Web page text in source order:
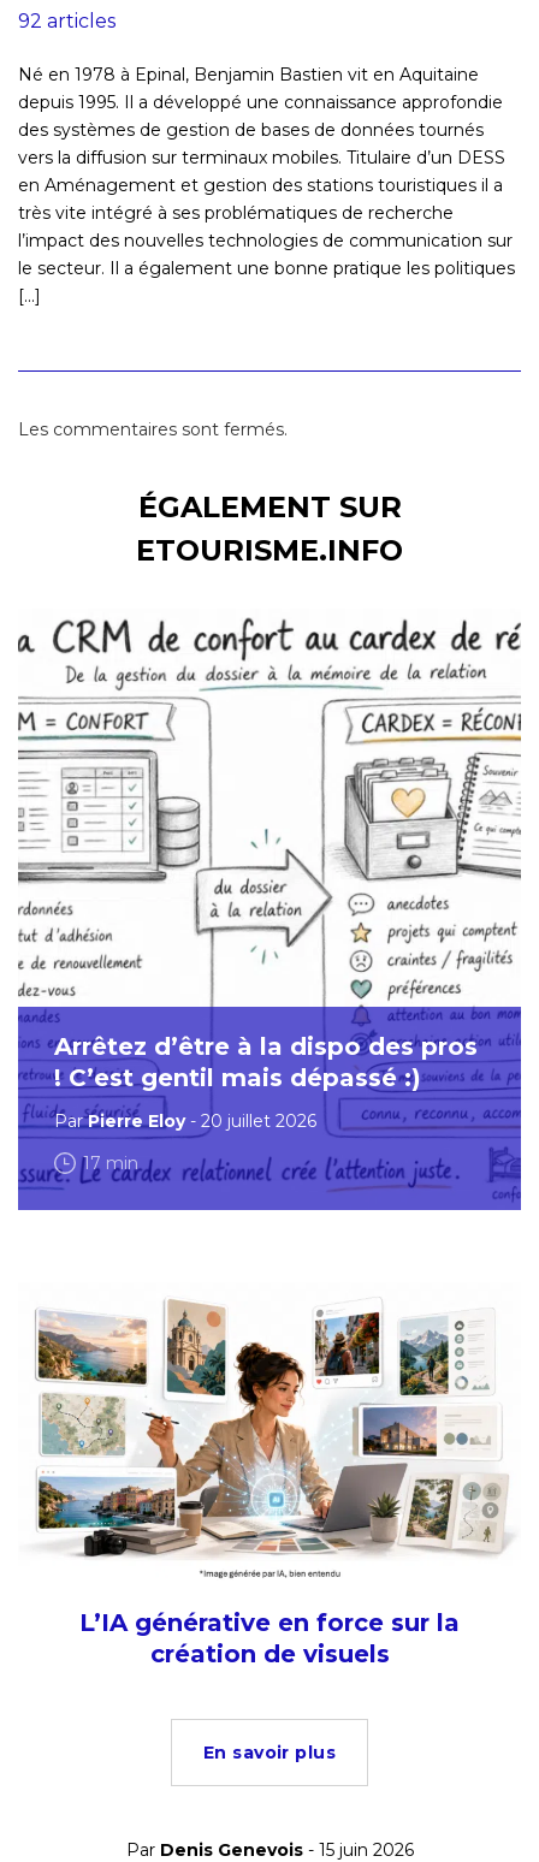
92 articles
Né en 1978 à Epinal, Benjamin Bastien vit en Aquitaine
depuis 1995. Il a développé une connaissance approfondie
des systèmes de gestion de bases de données tournés
vers la diffusion sur terminaux mobiles. Titulaire d’un DESS
en Aménagement et gestion des stations touristiques il a
très vite intégré à ses problématiques de recherche
l’impact des nouvelles technologies de communication sur
le secteur. Il a également une bonne pratique les politiques
[...]
Les commentaires sont fermés.
ÉGALEMENT SUR
ETOURISME.INFO
Arrêtez d’être à la dispo des pros
! C’est gentil mais dépassé :)
ParPierre Eloy- 20 juillet 2026
17 min
L’IA générative en force sur la
création de visuels
En savoir plus
Par Denis Genevois- 15 juin 2026